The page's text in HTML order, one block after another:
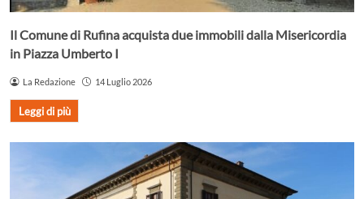
Il Comune di Rufina acquista due immobili dalla Misericordia
in Piazza Umberto I
La Redazione 14 Luglio 2026
Leggi di più